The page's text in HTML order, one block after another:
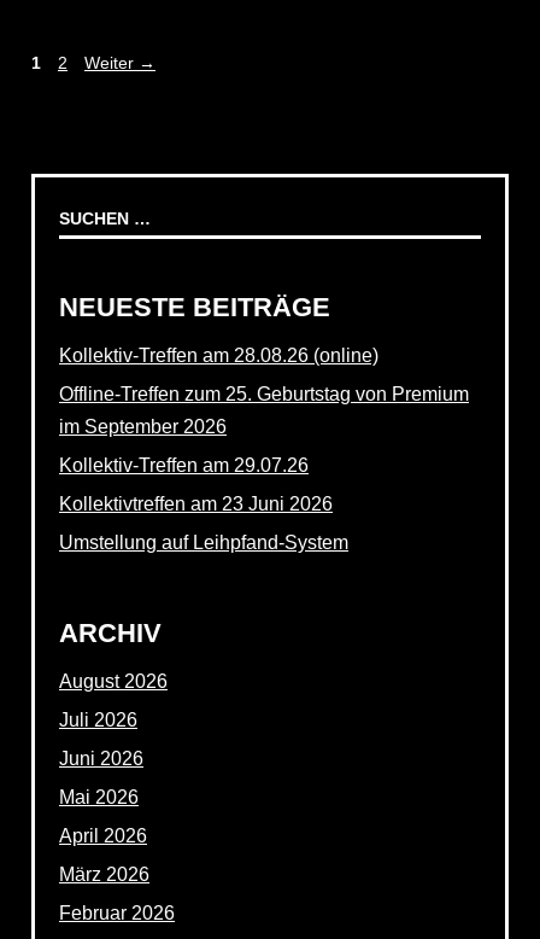
Seite
1 Seite
2 Weiter →
Suchen
NEUESTE BEITRÄGE
Kollektiv-Treffen am 28.08.26 (online)
Offline-Treffen zum 25. Geburtstag von Premium
im September 2026
Kollektiv-Treffen am 29.07.26
Kollektivtreffen am 23 Juni 2026
Umstellung auf Leihpfand-System
ARCHIV
August 2026
Juli 2026
Juni 2026
Mai 2026
April 2026
März 2026
Februar 2026